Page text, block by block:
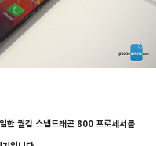
한 퀄컴 스냅드래곤 800 프로세서를